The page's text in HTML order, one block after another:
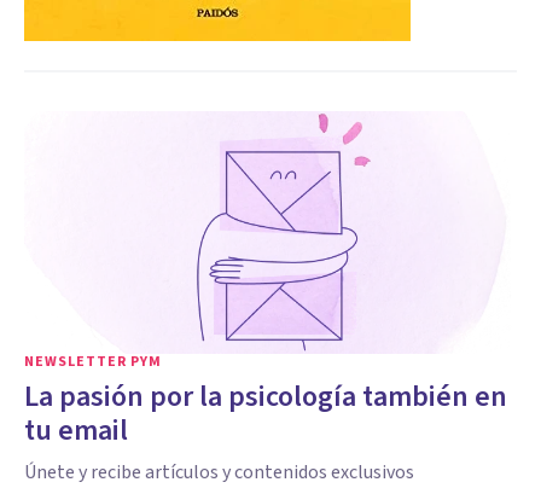
NEWSLETTER PYM
La pasión por la psicología también en
tu email
Únete y recibe artículos y contenidos exclusivos